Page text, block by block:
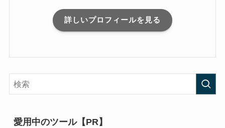
詳しいプロフィールを見る
愛用中のツール【PR】